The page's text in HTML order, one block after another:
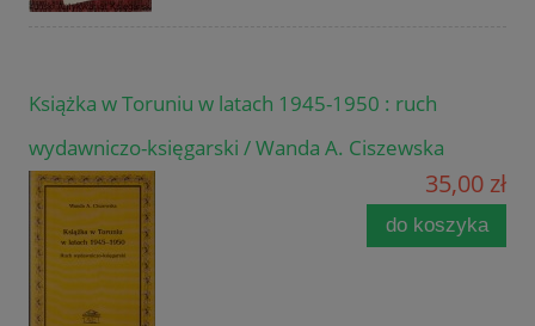
Książka w Toruniu w latach 1945-1950 : ruch
wydawniczo-księgarski / Wanda A. Ciszewska
35,00 zł
do koszyka